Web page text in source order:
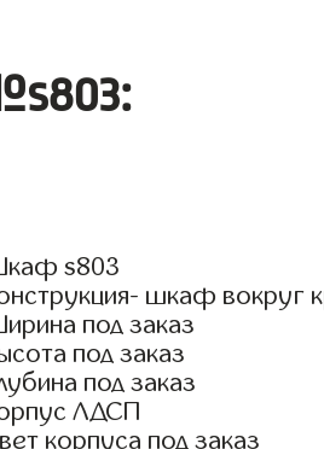
s803
шкаф вокруг
под заказ
под заказ
под заказ
ЛДСП
корпуса под заказ